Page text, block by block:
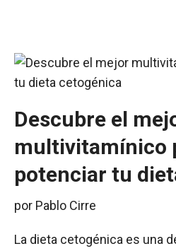
Descubre el
multivitamínico
potenciar tu
por Pablo Cirre
La dieta cetogénica es una